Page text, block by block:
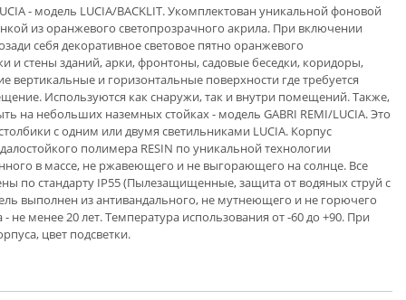
- модель LUCIA/BACKLIT. Укомплектован уникальной фоновой
из оранжевого светопрозрачного акрила. При включении
себя декоративное световое пятно оранжевого
и стены зданий, арки, фронтоны, садовые беседки, коридоры,
вертикальные и горизонтальные поверхности где требуется
Используются как снаружи, так и внутри помещений. Также,
на небольших наземных стойках - модель GABRI REMI/LUCIA. Это
с одним или двумя светильниками LUCIA. Корпус
полимера RESIN по уникальной технологии
в массе, не ржавеющего и не выгорающего на солнце. Все
по стандарту IP55 (Пылезащищенные, защита от водяных струй с
выполнен из антивандального, не мутнеющего и не горючего
не менее 20 лет. Температура использования от -60 до +90. При
цвет подсветки.